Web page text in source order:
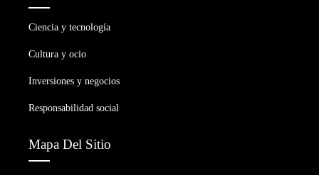
Ciencia y tecnología
Cultura y ocio
Inversiones y negocios
Responsabilidad social
Mapa Del Sitio